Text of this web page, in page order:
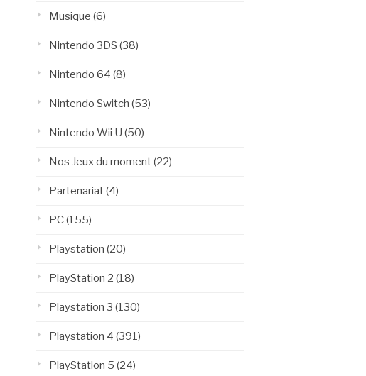
Musique (6)
Nintendo 3DS (38)
Nintendo 64 (8)
Nintendo Switch (53)
Nintendo Wii U (50)
Nos Jeux du moment(22)
Partenariat(4)
PC(155)
Playstation (20)
PlayStation 2 (18)
Playstation 3 (130)
Playstation 4 (391)
PlayStation 5 (24)